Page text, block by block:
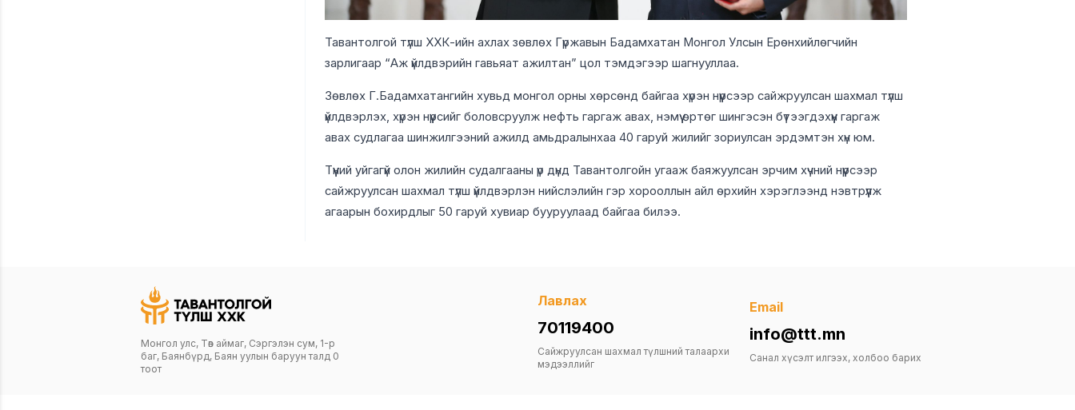
Тавантолгой түлш ХХК-ийн ахлах зөвлөх Гүржавын Бадамхатан Монгол Улсын Ерөнхийлөгчийн
зарлигаар “Аж үйлдвэрийн гавьяат ажилтан” цол тэмдэгээр шагнууллаа.
Зөвлөх Г.Бадамхатангийн хувьд монгол орны хөрсөнд байгаа хүрэн нүүрсээр сайжруулсан шахмал түлш
үйлдвэрлэх, хүрэн нүүрсийг боловсруулж нефть гаргаж авах, нэмүү өртөг шингэсэн бүтээгдэхүүн гаргаж
авах судлагаа шинжилгээний ажилд амьдралынхаа 40 гаруй жилийг зориулсан эрдэмтэн хүн юм.
Түүний уйгагүй олон жилийн судалгааны үр дүнд Тавантолгойн угааж баяжуулсан эрчим хүчний нүүрсээр
сайжруулсан шахмал түлш үйлдвэрлэн нийслэлийн гэр хорооллын айл өрхийн хэрэглээнд нэвтрүүлж
агаарын бохирдлыг 50 гаруй хувиар бууруулаад байгаа билээ.
Монгол улс, Төв аймаг, Сэргэлэн сум, 1-р
баг, Баянбүрд, Баян уулын баруун талд 0
тоот
Лавлах
70119400
Сайжруулсан шахмал түлшний талаархи
мэдээллийг
Email
info@ttt.mn
Санал хүсэлт илгээх, холбоо барих